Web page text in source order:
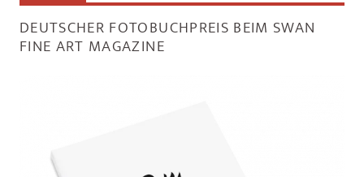
DEUTSCHER FOTOBUCHPREIS BEIM SWAN
FINE ART MAGAZINE